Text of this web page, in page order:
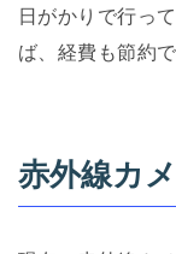
日がかりで行っ
ば、経費も節約で
赤外線カ